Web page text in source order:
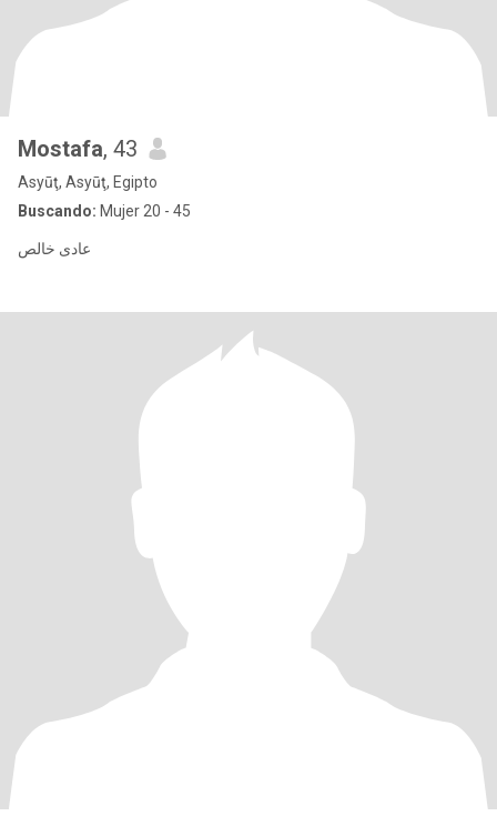
Mostafa, 43
Asyūţ, Asyūţ, Egipto
Buscando: Mujer 20 - 45
عادى خالص